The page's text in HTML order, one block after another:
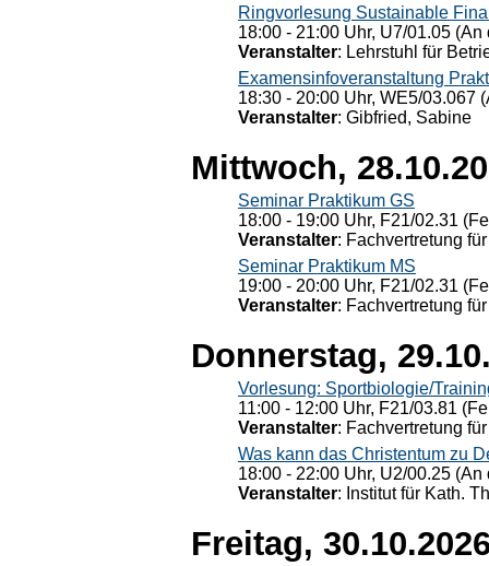
Ringvorlesung Sustainable
18:00 - 21:00 Uhr, U7/01.05
Veranstalter: Lehrstuhl für
Examensinfoveranstaltung
18:30 - 20:00 Uhr, WE5/03.067
Veranstalter: Gibfried, Sabine
Mittwoch,
Seminar Praktikum GS
18:00 - 19:00 Uhr, F21/02.31
Veranstalter: Fachvertretung
Seminar Praktikum MS
19:00 - 20:00 Uhr, F21/02.31
Veranstalter: Fachvertretung
Donnerstag,
Vorlesung: Sportbiologie/
11:00 - 12:00 Uhr, F21/03.81
Veranstalter: Fachvertretung
Was kann das Christentum zu
18:00 - 22:00 Uhr, U2/00.25
Veranstalter: Institut für Kath.
Freitag,